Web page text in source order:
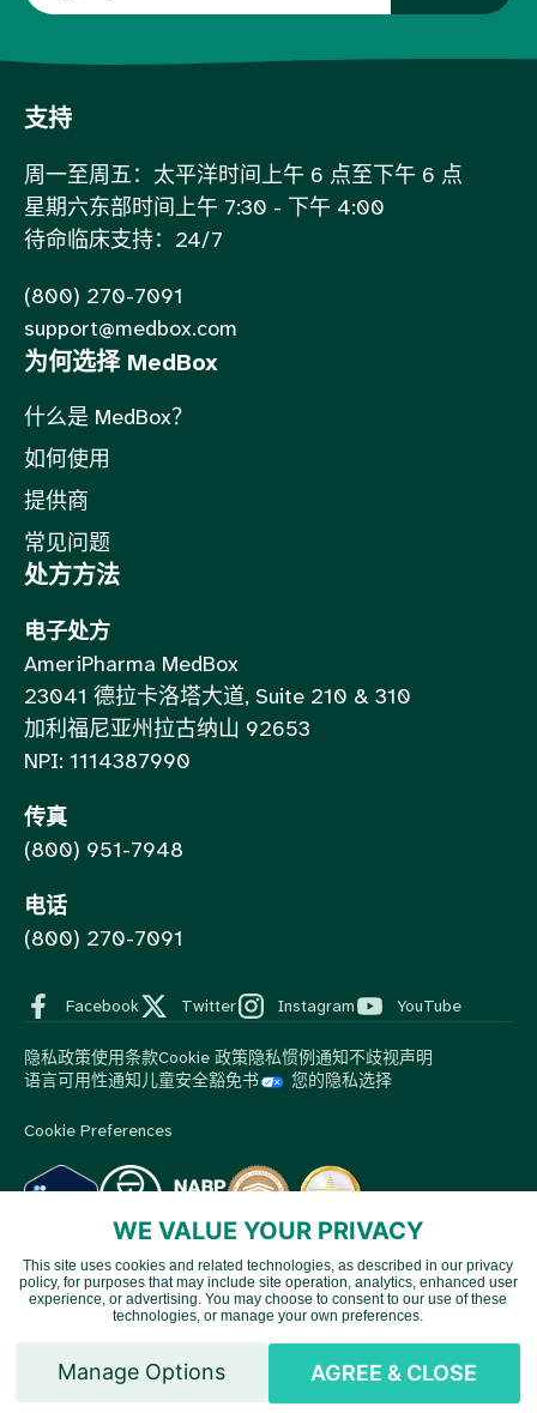
支持
周一至周五：太平洋时间上午 6 点至下午 6 点
星期六东部时间上午 7:30 - 下午 4:00
待命临床支持：24/7
(800) 270-7091
support@medbox.com
为何选择 MedBox
什么是 MedBox？
如何使用
提供商
常见问题
处方方法
电子处方
AmeriPharma MedBox
23041 德拉卡洛塔大道, Suite 210 & 310
加利福尼亚州拉古纳山 92653
NPI: 1114387990
传真
(800) 951-7948
电话
(800) 270-7091
Facebook Twitter Instagram YouTube
隐私政策使用条款Cookie 政策隐私惯例通知不歧视声明
语言可用性通知 儿童安全豁免书 您的隐私选择
Cookie Preferences
© 2026 MedBox by AmeriPharma。版权所有。.MedBox是
AmeriPharma旗下公司。AmeriPharma的优质服务覆盖美国48个
WE VALUE YOUR PRIVACY
This site uses cookies and related technologies, as described in our privacy
policy, for purposes that may include site operation, analytics, enhanced user
experience, or advertising. You may choose to consent to our use of these
technologies, or manage your own preferences.
Manage Options AGREE & CLOSE
English
Spanish
Vietnamese